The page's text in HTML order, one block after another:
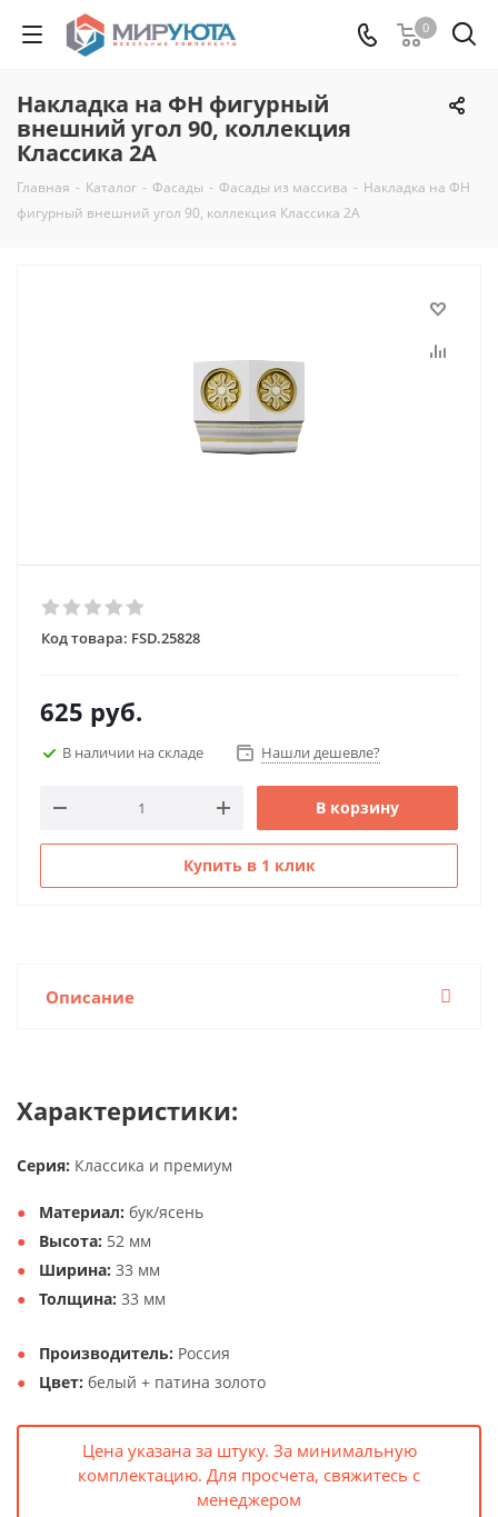
0
Накладка на ФН фигурный
внешний угол 90, коллекция
Классика 2А
Главная - Каталог - Фасады - Фасады из массива - Накладка на ФН
фигурный внешний угол 90, коллекция Классика 2А
Код товара: FSD.25828
625 руб.
В наличии на складе Нашли дешевле?
В корзину
Купить в 1 клик
Описание
Характеристики:
Серия: Классика и премиум
Материал: бук/ясень
Высота: 52 мм
Ширина: 33 мм
Толщина: 33 мм
Производитель: Россия
Цвет: белый + патина золото
Цена указана за штуку. За минимальную
комплектацию. Для просчета, свяжитесь с
менеджером